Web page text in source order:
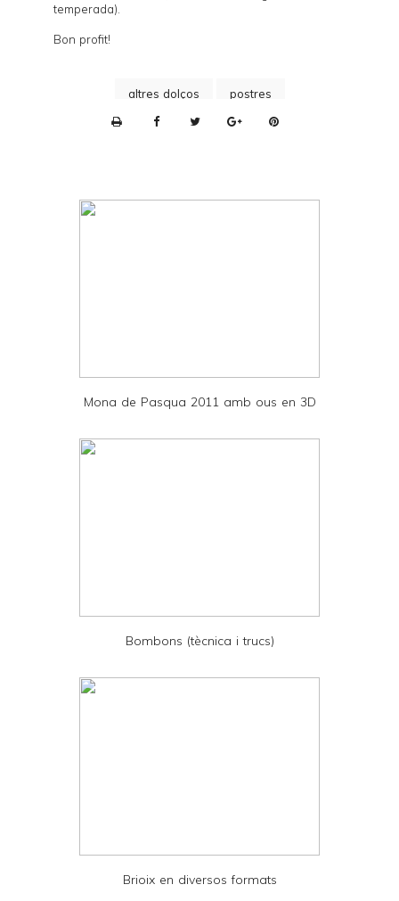
temperada).
Bon profit!
altres dolços
postres
n
d
Mona de Pasqua 2011 amb ous en 3D
Bombons (tècnica i trucs)
Brioix en diversos formats